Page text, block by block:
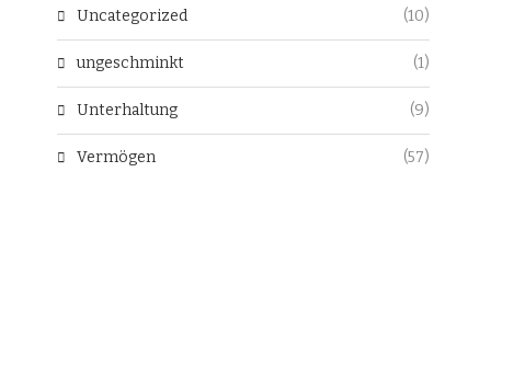
Uncategorized (10)
ungeschminkt (1)
Unterhaltung (9)
Vermögen (57)